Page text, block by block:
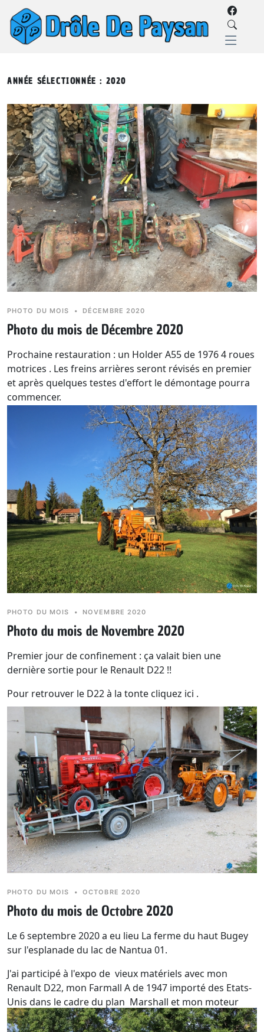
ANNÉE SÉLECTIONNÉE : 2020
PHOTO DU MOIS • DÉCEMBRE 2020
Photo du mois de Décembre 2020
Prochaine restauration : un Holder A55 de 1976 4 roues
motrices . Les freins arrières seront révisés en premier
et après quelques testes d'effort le démontage pourra
commencer.
Le dicton du mois :Si décembre est sous la neige, la
PHOTO DU MOIS • NOVEMBRE 2020
Photo du mois de Novembre 2020
Premier jour de confinement : ça valait bien une
dernière sortie pour le Renault D22 !!
Pour retrouver le D22 à la tonte cliquez ici .
Le dicton du mois :En novembre, si la première neige
ne prend pas, de l'Hiver elle ne prendra.
PHOTO DU MOIS • OCTOBRE 2020
Photo du mois de Octobre 2020
Le 6 septembre 2020 a eu lieu La ferme du haut Bugey
sur l'esplanade du lac de Nantua 01.
J'ai participé à l'expo de vieux matériels avec mon
Renault D22, mon Farmall A de 1947 importé des Etats-
Unis dans le cadre du plan Marshall et mon moteur
Millot N°2 de 1910.